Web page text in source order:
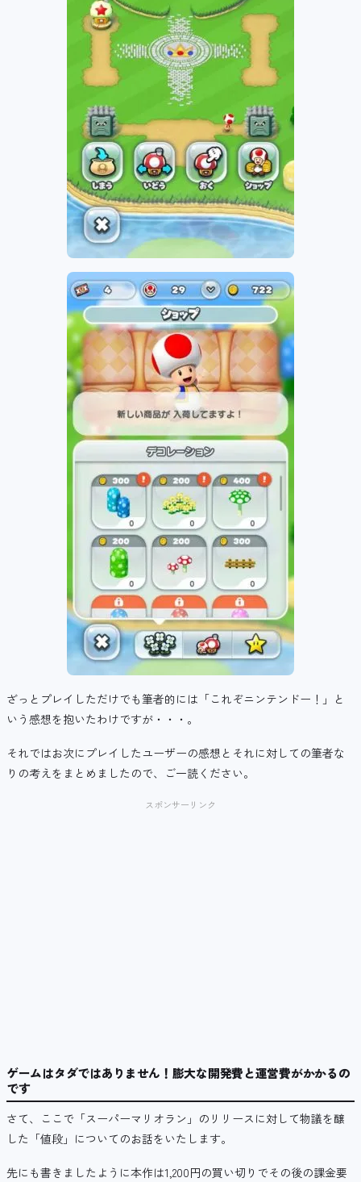
ざっとプレイしただけでも筆者的には「これぞニンテンドー！」と
いう感想を抱いたわけですが・・・。
それではお次にプレイしたユーザーの感想とそれに対しての筆者な
りの考えをまとめましたので、ご一読ください。
スポンサーリンク
ゲームはタダではありません！膨大な開発費と運営費がかかるの
です
さて、ここで「スーパーマリオラン」のリリースに対して物議を醸
した「値段」についてのお話をいたします。
先にも書きましたように本作は1,200円の買い切りでその後の課金要